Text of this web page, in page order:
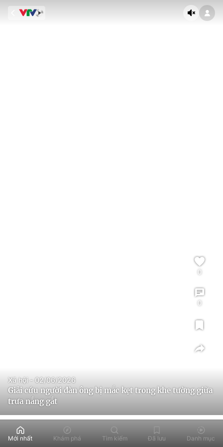
Giải cứu người đàn ông bị mắc kẹt trong khe tường giữa
trưa nắng gắt
Xã hội - 02/06/2026
0
0
Mới nhất Khám phá Tìm kiếm Đã lưu Danh mục